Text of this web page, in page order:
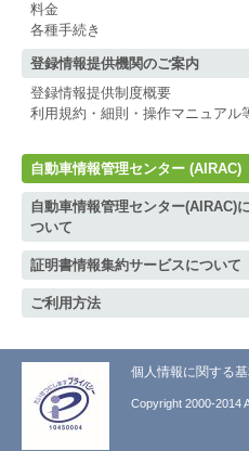
料金
各種手続き
登録情報提供機関のご案内
登録情報提供制度概要
利用規約・細則・操作マニュアル
自動車情報管理センター (AIRAC)
自動車情報管理センター(AIRAC)
ついて
証明書情報集約サービスについて
ご利用方法
個人情報に関する
Copyright 2000-2014